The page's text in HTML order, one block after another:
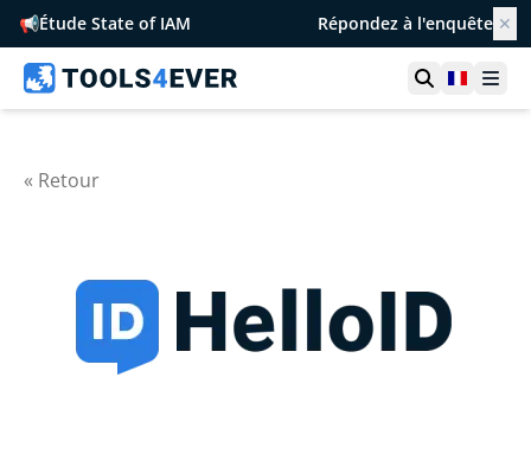
📢Étude State of IAM Répondez à l'enquête ✕
Ouvrir la
France
« Retour